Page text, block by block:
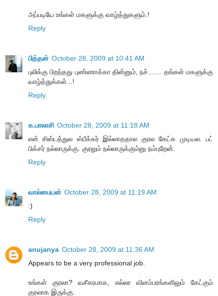
அப்படியே உங்கள் மகளுக்கு வாழ்த்துகளும்.!
Reply
பித்தன் October 28, 2009 at 10:41 AM
புலிக்கு பிறந்தது புண்ணாக்கா தின்னும், நச்....... தங்கள் மகளுக்கு
வாழ்த்துக்கள்...!
Reply
க.பாலாசி October 28, 2009 at 11:18 AM
என் சிஸ்டத்துல ஸ்பீக்கர் இல்லாததால குரல கேட்க முடியல. பட்
பிக்சர் நல்லாருக்கு. குரலும் நல்லாருக்கும்னு நம்புறேன்.
Reply
வால்பையன் October 28, 2009 at 11:19 AM
:)
Reply
anujanya October 28, 2009 at 11:36 AM
Appears to be a very professional job.
உங்கள் குரலா? வசீகரமாக, எல்லா விளம்பரங்களிலும் கேட்கும்
குரலாக இருக்கு.